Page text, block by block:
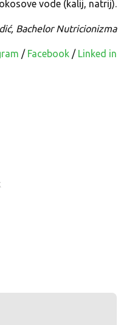
vode (kalij, natrij).
Bachelor Nutricionizma
/ Facebook / Linked in